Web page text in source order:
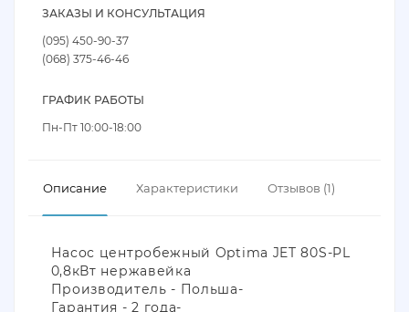
ЗАКАЗЫ И КОНСУЛЬТАЦИЯ
(095) 450-90-37
(068) 375-46-46
ГРАФИК РАБОТЫ
Пн-Пт 10:00-18:00
Описание Характеристики Отзывов (1)
Насос центробежный Optima JET 80S-PL
0,8кВт нержавейка
Производитель - Польша-
Гарантия - 2 года-